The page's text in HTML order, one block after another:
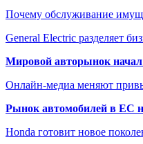
Почему обслуживание
General Electric разделяет
Мировой авторынок начал
Онлайн-медиа меняют
Рынок автомобилей в ЕС
Honda готовит новое